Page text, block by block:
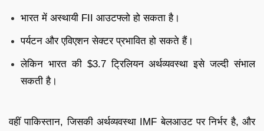
भारत में अस्थायी FII आउटफ्लो हो सकता है।
पर्यटन और एविएशन सेक्टर प्रभावित हो सकते हैं।
लेकिन भारत की $3.7 ट्रिलियन अर्थव्यवस्था इसे जल्दी संभाल
सकती है।
वहीं पाकिस्तान, जिसकी अर्थव्यवस्था IMF बेलआउट पर निर्भर है, और